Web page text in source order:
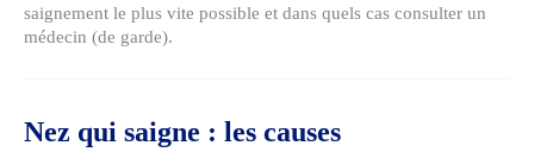
saignement le plus vite possible et dans quels cas consulter un
médecin (de garde).
Nez qui saigne : les causes